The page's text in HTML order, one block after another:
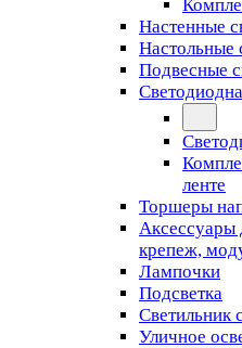
Настенные
Настольные
Подвесные
ленте
Торшеры
Аксессуары
крепеж,
Лампочки
Подсветка
Светильник
Уличное